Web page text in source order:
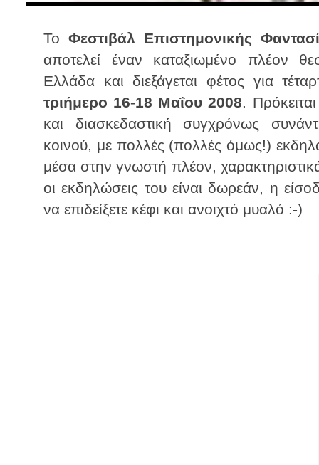
Το Φεστιβάλ Επιστημονικής
αποτελεί έναν καταξιωμένο πλέον
Ελλάδα και διεξάγεται φέτος για
τριήμερο 16-18 Μαΐου 2008.
και διασκεδαστική συγχρόνως
κοινού, με πολλές (πολλές όμως!)
μέσα στην γνωστή πλέον,
οι εκδηλώσεις του είναι δωρεάν, η
να επιδείξετε κέφι και ανοιχτό μυαλό :-)